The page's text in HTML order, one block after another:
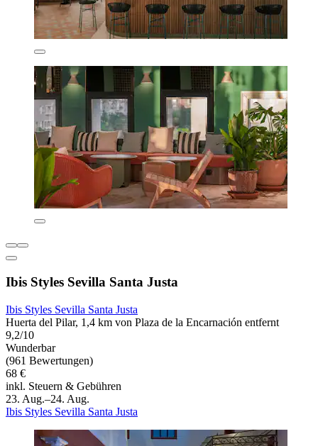
Ibis Styles Sevilla Santa Justa
Ibis Styles Sevilla Santa Justa
Huerta del Pilar, 1,4 km von Plaza de la Encarnación entfernt
9,2/10
Wunderbar
(961 Bewertungen)
68 €
inkl. Steuern & Gebühren
23. Aug.–24. Aug.
Ibis Styles Sevilla Santa Justa